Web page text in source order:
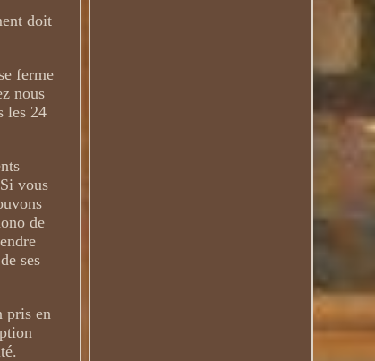
doit
ferme
nous
les 24
vous
de
ses
pris en